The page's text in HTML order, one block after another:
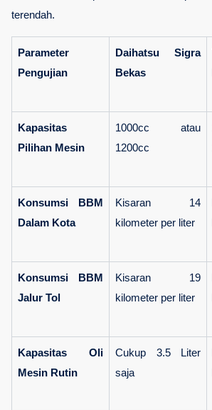
terendah.
Parameter
Pengujian
Daihatsu Sigra
Bekas
Kapasitas
Pilihan Mesin
1000cc atau
1200cc
Konsumsi BBM
Dalam Kota
Kisaran 14
kilometer per liter
Konsumsi BBM
Jalur Tol
Kisaran 19
kilometer per liter
Kapasitas Oli
Mesin Rutin
Cukup 3.5 Liter
saja